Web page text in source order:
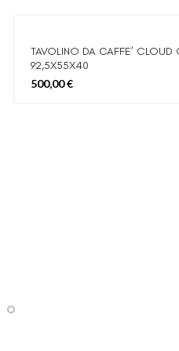
TAVOLINO DA CAFFE’ CLOUD
92,5X55X40
500,00€